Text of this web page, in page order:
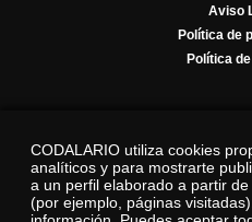
Aviso
Política de
Política
CODALARIO utiliza cookies
analíticos y para mostrarte
a un perfil elaborado a partir
(por ejemplo, páginas visitadas).